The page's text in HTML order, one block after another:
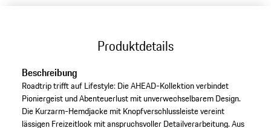
Produktdetails
Beschreibung
Roadtrip trifft auf Lifestyle: Die AHEAD-Kollektion verbindet
Pioniergeist und Abenteuerlust mit unverwechselbarem Design.
Die Kurzarm-Hemdjacke mit Knopfverschlussleiste vereint
lässigen Freizeitlook mit anspruchsvoller Detailverarbeitung. Aus